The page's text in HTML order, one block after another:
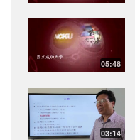
05:48
03:14